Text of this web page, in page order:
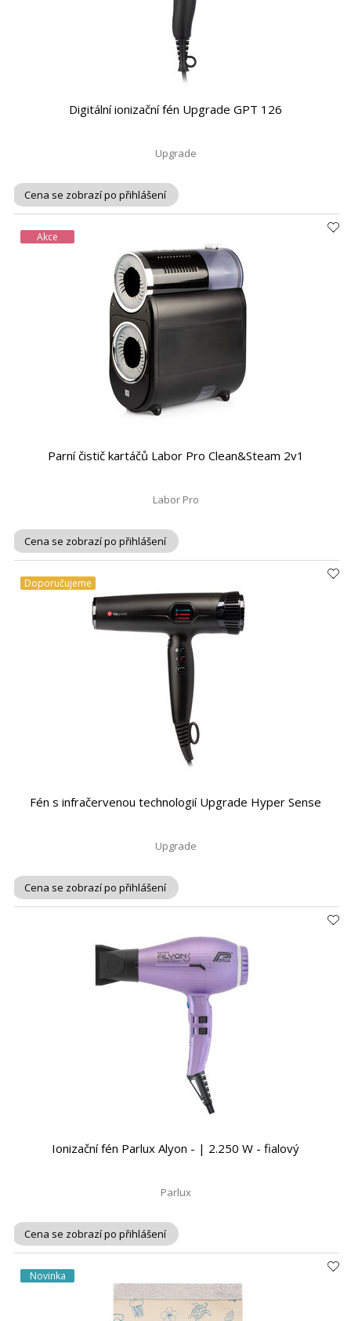
Digitální ionizační fén Upgrade GPT 126
Upgrade
Cena se zobrazí po přihlášení
Akce
Parní čistič kartáčů Labor Pro Clean&Steam 2v1
Labor Pro
Cena se zobrazí po přihlášení
Doporučujeme
Fén s infračervenou technologií Upgrade Hyper Sense
Upgrade
Cena se zobrazí po přihlášení
Ionizační fén Parlux Alyon - | 2.250 W - fialový
Parlux
Cena se zobrazí po přihlášení
Novinka